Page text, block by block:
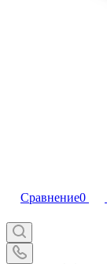
Сравнение0